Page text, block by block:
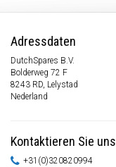
Adressdaten
DutchSpares B.V.
Bolderweg 72 F
8243 RD, Lelystad
Nederland
Kontaktieren Sie uns
+31(0)320820994